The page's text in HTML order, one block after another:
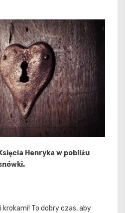
Henryka w pobliżu
krokami! To dobry czas, aby